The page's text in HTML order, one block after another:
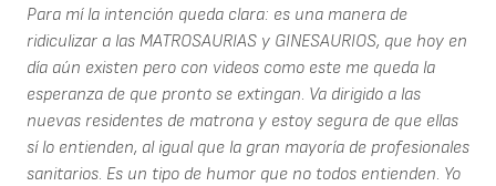
Para mí la intención queda clara: es una manera de
ridiculizar a las MATROSAURIAS y GINESAURIOS, que hoy en
día aún existen pero con videos como este me queda la
esperanza de que pronto se extingan. Va dirigido a las
nuevas residentes de matrona y estoy segura de que ellas
sí lo entienden, al igual que la gran mayoría de profesionales
sanitarios. Es un tipo de humor que no todos entienden. Yo